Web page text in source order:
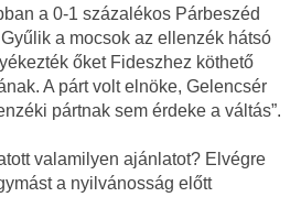
a 0-1 százalékos Párbeszéd
a mocsok az ellenzék hátsó
őket Fideszhez köthető
A párt volt elnöke, Gelencsér
pártnak sem érdeke a váltás”.
valamilyen ajánlatot? Elvégre
a nyilvánosság előtt